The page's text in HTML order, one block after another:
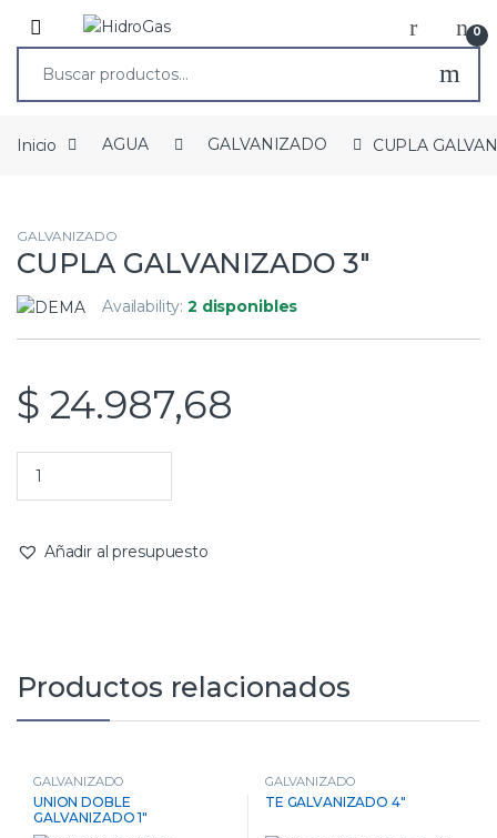
0
Inicio AGUA GALVANIZADO CUPLA
GALVANIZADO
CUPLA GALVANIZADO 3″
Availability:2 disponibles
$ 24.987,68
Añadir al presupuesto
Productos relacionados
GALVANIZADO
UNION DOBLE
GALVANIZADO 1″
GALVANIZADO
TE GALVANIZADO 4″